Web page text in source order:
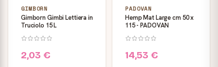
GIMBORN
Gimborn Gimbi Lettiera in
Truciolo 15 L
2,03 €
PADOVAN
Hemp Mat Large cm 50 x
115 - PADOVAN
14,53 €